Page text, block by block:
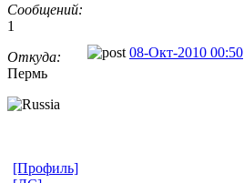
Сообщений:
1
Откуда:
Пермь
08-Окт-2010 00:50
[Профиль]